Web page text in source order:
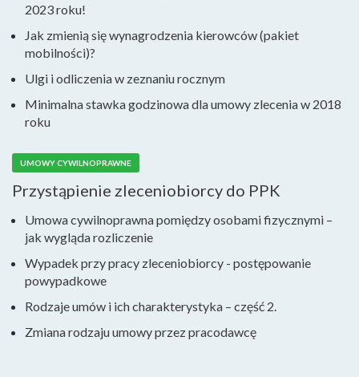
2023 roku!
Jak zmienią się wynagrodzenia kierowców (pakiet
mobilności)?
Ulgi i odliczenia w zeznaniu rocznym
Minimalna stawka godzinowa dla umowy zlecenia w 2018
roku
UMOWY CYWILNOPRAWNE
Przystąpienie zleceniobiorcy do PPK
Umowa cywilnoprawna pomiędzy osobami fizycznymi –
jak wygląda rozliczenie
Wypadek przy pracy zleceniobiorcy - postępowanie
powypadkowe
Rodzaje umów i ich charakterystyka – część 2.
Zmiana rodzaju umowy przez pracodawcę